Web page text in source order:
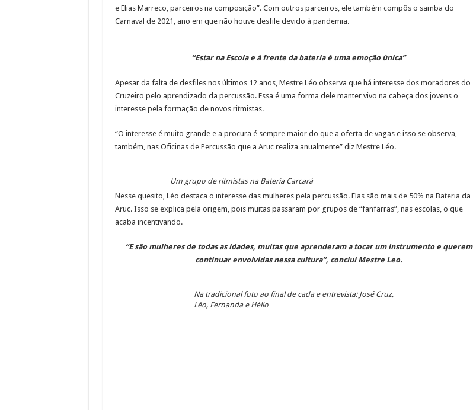
e Elias Marreco, parceiros na composição”. Com outros parceiros, ele também compôs o samba do
Carnaval de 2021, ano em que não houve desfile devido à pandemia.
“Estar na Escola e à frente da bateria é uma emoção única”
Apesar da falta de desfiles nos últimos 12 anos, Mestre Léo observa que há interesse dos moradores do
Cruzeiro pelo aprendizado da percussão. Essa é uma forma dele manter vivo na cabeça dos jovens o
interesse pela formação de novos ritmistas.
“O interesse é muito grande e a procura é sempre maior do que a oferta de vagas e isso se observa,
também, nas Oficinas de Percussão que a Aruc realiza anualmente” diz Mestre Léo.
Um grupo de ritmistas na Bateria Carcará
Nesse quesito, Léo destaca o interesse das mulheres pela percussão. Elas são mais de 50% na Bateria da
Aruc. Isso se explica pela origem, pois muitas passaram por grupos de “fanfarras”, nas escolas, o que
acaba incentivando.
“E são mulheres de todas as idades, muitas que aprenderam a tocar um instrumento e querem
continuar envolvidas nessa cultura”, conclui Mestre Leo.
Na tradicional foto ao final de cada e entrevista: José Cruz,
Léo, Fernanda e Hélio